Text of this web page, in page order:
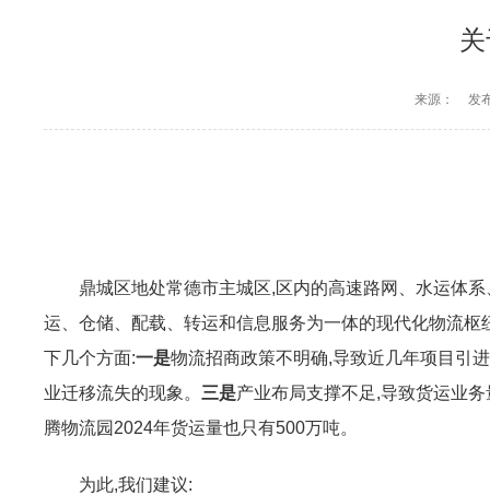
来源： 发
鼎城区地处常德市主城区,区内的高速路网、水运体
运、仓储、配载、转运和信息服务为一体的现代化物流
下几个方面:一是物流招商政策不明确,导致近几年项目引
业迁移流失的现象。 三是产业布局支撑不足,导致货运业
腾物流园2024年货运量也只有500万吨。
为此,我们建议: